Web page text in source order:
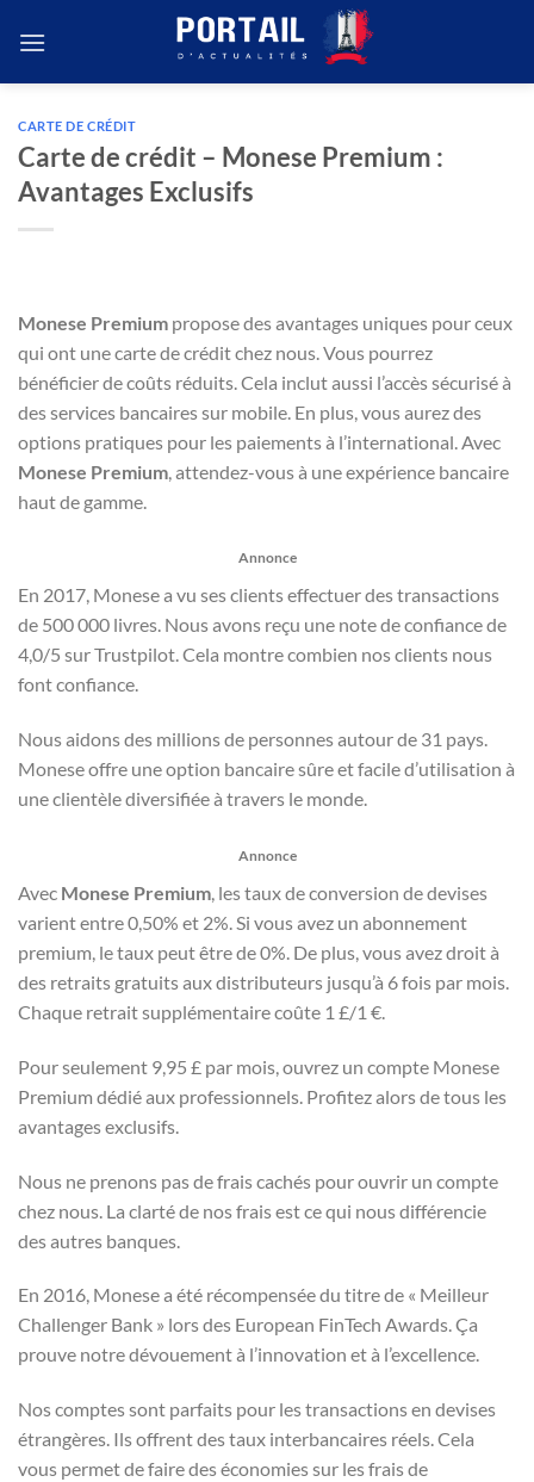
CARTE DE CRÉDIT
Carte de crédit – Monese Premium :
Avantages Exclusifs
Monese Premium propose des avantages uniques pour ceux
qui ont une carte de crédit chez nous. Vous pourrez
bénéficier de coûts réduits. Cela inclut aussi l’accès sécurisé à
des services bancaires sur mobile. En plus, vous aurez des
options pratiques pour les paiements à l’international. Avec
Monese Premium , attendez-vous à une expérience bancaire
haut de gamme.
Annonce
En 2017, Monese a vu ses clients effectuer des transactions
de 500 000 livres. Nous avons reçu une note de confiance de
4,0/5 sur Trustpilot. Cela montre combien nos clients nous
font confiance.
Nous aidons des millions de personnes autour de 31 pays.
Monese offre une option bancaire sûre et facile d’utilisation à
une clientèle diversifiée à travers le monde.
Annonce
Avec Monese Premium, les taux de conversion de devises
varient entre 0,50% et 2%. Si vous avez un abonnement
premium, le taux peut être de 0%. De plus, vous avez droit à
des retraits gratuits aux distributeurs jusqu’à 6 fois par mois.
Chaque retrait supplémentaire coûte 1 £/1 €.
Pour seulement 9,95 £ par mois, ouvrez un compte Monese
Premium dédié aux professionnels. Profitez alors de tous les
avantages exclusifs.
Nous ne prenons pas de frais cachés pour ouvrir un compte
chez nous. La clarté de nos frais est ce qui nous différencie
des autres banques.
En 2016, Monese a été récompensée du titre de « Meilleur
Challenger Bank » lors des European FinTech Awards. Ça
prouve notre dévouement à l’innovation et à l’excellence.
Nos comptes sont parfaits pour les transactions en devises
étrangères. Ils offrent des taux interbancaires réels. Cela
vous permet de faire des économies sur les frais de